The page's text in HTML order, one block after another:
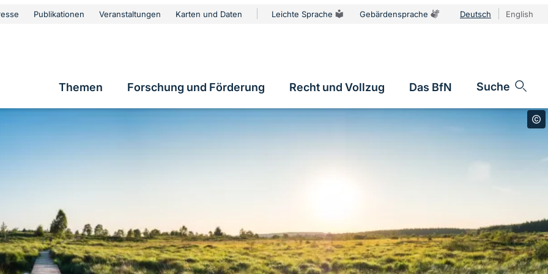
Publikationen Veranstaltungen Karten und Daten Leichte Sprache Gebärdensprache Deutsch English
Hauptnavigation
Themen Forschung und Förderung Recht und Vollzug Das BfN Suche